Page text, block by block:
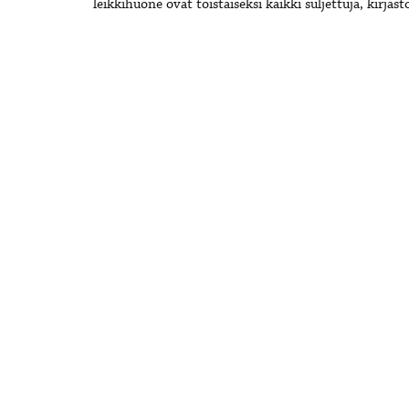
leikkihuone ovat toistaiseksi kaikki suljettuja,